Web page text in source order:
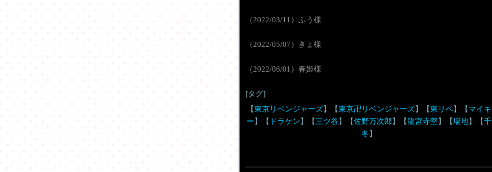
（2022/03/11）ふう様
（2022/05/07）きょ様
（2022/06/01）春姫様
[タグ]
【東京リベンジャーズ】【東京卍リベンジャーズ】【東リベ】【 マイキ
ー 】【 ドラケン 】【 三ツ谷】【佐野万次郎】【龍宮寺堅】【場地】【千
冬 】